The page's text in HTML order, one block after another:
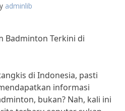
adminlib
Badminton Terkini di
di Indonesia, pasti
informasi
bukan? Nah, kali ini